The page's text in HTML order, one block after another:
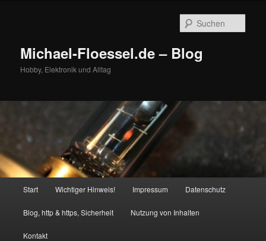
Michael-Floessel.de – Blog
Hobby, Elektronik und Alltag
Start Wichtiger Hinweis! Impressum Datenschutz
Blog, http & https, Sicherheit Nutzung von Inhalten
Kontakt